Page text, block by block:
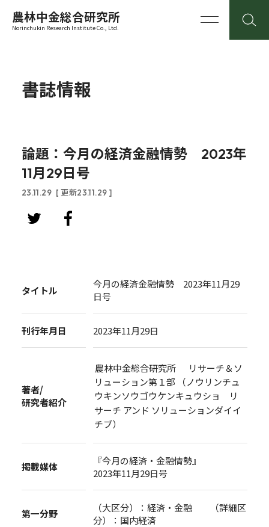
農林中金総合研究所
Norinchukin Research Institute Co., Ltd.
書誌情報
論題：今月の経済金融情勢 2023年
11月29日号
23.11.29 [ 更新23.11.29 ]
タイトル
今月の経済金融情勢 2023年11月29
日号
刊行年月日 2023年11月29日
著者/
研究者紹介
農林中金総合研究所 リサーチ＆ソ
リューション第１部 （ノウリンチュ
ウキンソウゴウケンキュウショ リ
サーチ アンド ソリューションダイイ
チブ）
掲載媒体
『今月の経済・金融情勢』
2023年11月29日号
第一分野
（大区分）：経済・金融 （詳細区
分）：国内経済